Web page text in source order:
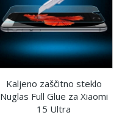
Kaljeno zaščitno steklo
Nuglas Full Glue za Xiaomi
15 Ultra